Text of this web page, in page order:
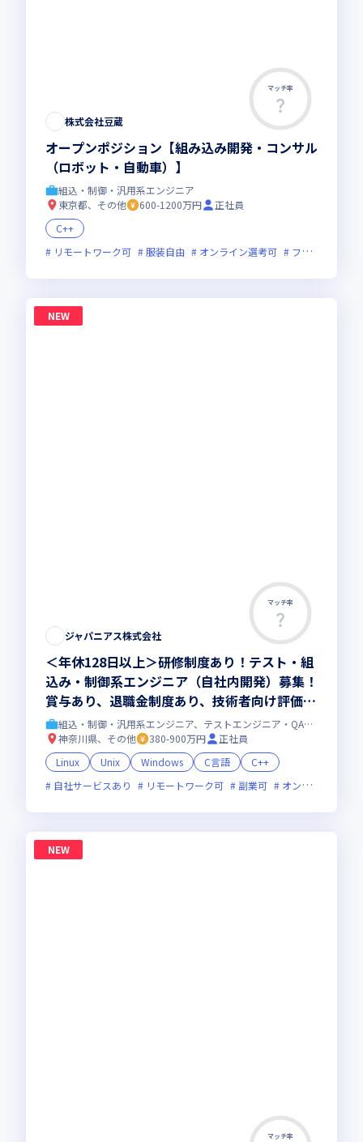
マッチ率
株式会社豆蔵
オープンポジション【組み込み開発・コンサル
（ロボット・自動車）】
組込・制御・汎用系エンジニア
東京都、その他
600-1200万円
正社員
C++
リモートワーク可
服装自由 オンライン選考可 フレックス制度あり
NEW
マッチ率
ジャパニアス株式会社
＜年休128日以上＞研修制度あり！テスト・組
込み・制御系エンジニア（自社内開発）募集！
賞与あり、退職金制度あり、技術者向け評価制
度あり、転勤無し！！
組込・制御・汎用系エンジニア、テストエンジニア・QAエンジニア
神奈川県、その他
380-900万円
正社員
Linux
Unix Windows C言語
C++
自社サービスあり
リモートワーク可 副業可 オンライン選考可
NEW
マッチ率